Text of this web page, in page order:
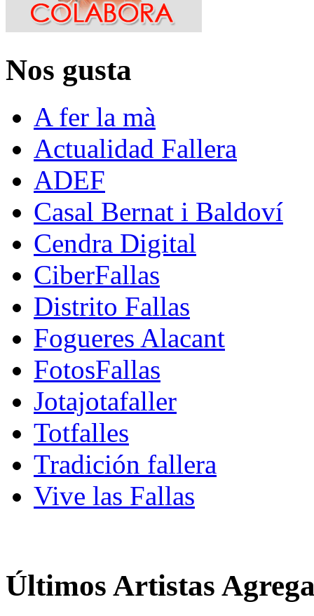
Nos gusta
A fer la mà
Actualidad Fallera
ADEF
Casal Bernat i Baldoví
Cendra Digital
CiberFallas
Distrito Fallas
Fogueres Alacant
FotosFallas
Jotajotafaller
Totfalles
Tradición fallera
Vive las Fallas
Últimos Artistas